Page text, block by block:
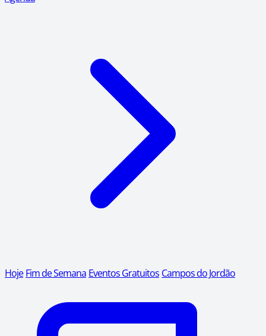
Hoje Fim de Semana Eventos Gratuitos Campos do Jordão